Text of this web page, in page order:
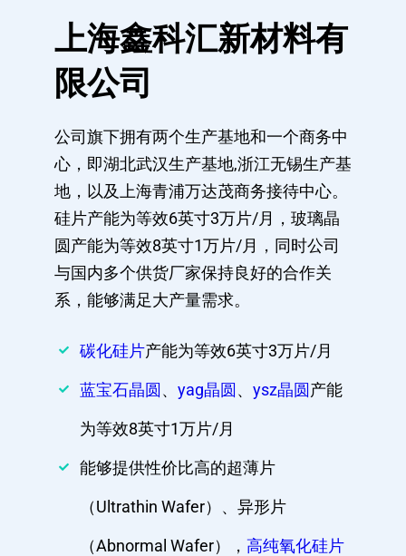
上海鑫科汇新材料有
限公司
公司旗下拥有两个生产基地和一个商务中
心，即湖北武汉生产基地,浙江无锡生产基
地，以及上海青浦万达茂商务接待中心。
硅片产能为等效6英寸3万片/月，玻璃晶
圆产能为等效8英寸1万片/月，同时公司
与国内多个供货厂家保持良好的合作关
系，能够满足大产量需求。
碳化硅片产能为等效6英寸3万片/月
蓝宝石晶圆 、 yag晶圆 、 ysz晶圆 产能
为等效8英寸1万片/月
能够提供性价比高的超薄片
（Ultrathin Wafer）、异形片
（Abnormal Wafer）， 高纯氧化硅片